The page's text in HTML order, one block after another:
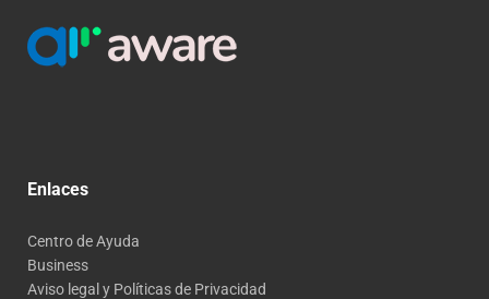
Enlaces
Centro de Ayuda
Business
Aviso legal y Políticas de Privacidad